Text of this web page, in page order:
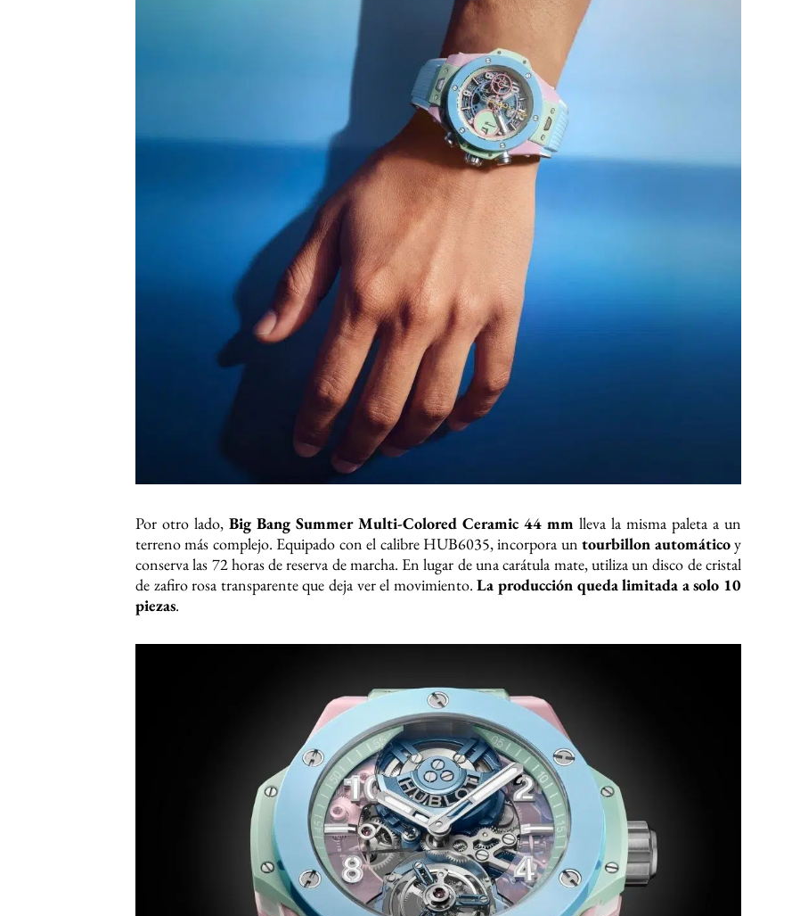
Por otro lado, Big Bang Summer Multi-Colored Ceramic 44 mm lleva la misma paleta a un
terreno más complejo. Equipado con el calibre HUB6035, incorpora untourbillon automáticoy
conserva las 72 horas de reserva de marcha. En lugar de una carátula mate, utiliza un disco de cristal
de zafiro rosa transparente que deja ver el movimiento. La producción queda limitada a solo 10
piezas.